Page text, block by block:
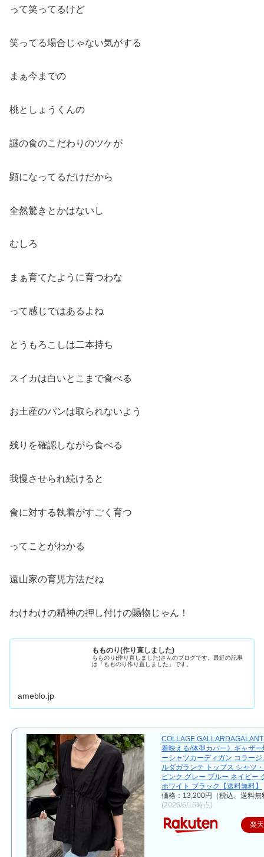
って笑ってるけど
笑ってる場合じゃない気がする
まぁ今までの
桃としょうくんの
謎の食のこだわりのツケが
顕になってるだけだから
全然驚きとかはないし
むしろ
まぁ育てたように育つわな
って感じではあるよね
とうもろこしは二本持ち
スイカは白いとこまで食べる
お土産のパンは取られないよう
残りを確認しながら食べる
我慢させられ続けると
食に対する執着がすごく育つ
ってことがわかる
遠山家の育児方法だね
わけわけの精神の押し付けの賜物じゃん！
もものり(作り直しました)
もものり(作り直しました)さんのブログです。最近の記事
は「もものり作り直しました」です。
ameblo.jp
COLLAGE
着映える/体型カバー》ギャザ
ーシャツカーディガン コラー
ルダガランテ トップス シャツ
ピンク グレー ブルー ネイビー
ホワイト ブラック【送料無料】
価格：13,200円（税込、送料無
(2026/6/16時点)
楽